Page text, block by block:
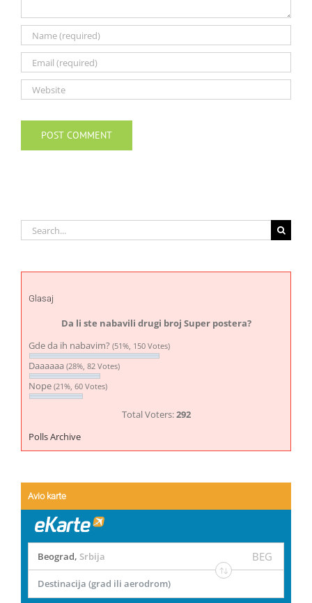
Search
for:
Glasaj
Da li ste nabavili drugi broj Super postera?
Gde da ih nabavim? (51%, 150 Votes)
Daaaaaa (28%, 82 Votes)
Nope (21%, 60 Votes)
Total Voters:292
Polls Archive
Avio karte
Beograd, Srbija BEG
Destinacija (grad ili aerodrom)